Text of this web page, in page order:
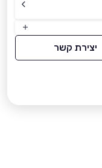
יצירת קשר